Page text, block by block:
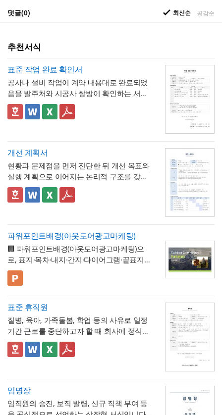
댓글(0) 최신순 공감순
추천서식
표준 작업 완료 확인서
공사나 설비 작업이 계약 내용대로 완료되었
음을 발주처와 시공사 쌍방이 확인하는 서식
입니다. 작업항목별로 계획 수량과 완료 수량
을 나란히 대조하고, 하자 여부와 하자보증기
증할 수 있는 것이 특징입니다.
✅ 계획 대비 완료 수량 검증 및 하자 확인 관
다면 반드시 비고란에 그 사유(예 : 설계 변경,
현장 여건상 수량 조정 등)를 구체적으로 기재
해야 하며, 임의로 수량을 맞춰 기재하는 일이
없도록 해야 합니다. 하자여부를 "하자 없
음"으로 확인하는 경우에도 하자보증기간 내
에 새로운 하자가 발견될 수 있으므로, 이 확
두 명확히 인지하고 있어야 합니다.
💡 작성 팁
작업 완료 확인서는계획과 완료의 정확한 대
조가 가장 중요 하므로, 현장 실사를 통해 실제
완료된 개소·수량을 정확히 확인한 뒤 계획 수
고란에 그 사유를 구체적으로 남겨, 나중에 왜
수량 차이가 발생했는지 근거를 확인할 수 있
도록 하는 것이 중요합니다. 특이사항란에는
배선 등)과 그에 대한 처리 결과를 함께 기록
랍니다. 하자여부는 실제 현장 점검 결과에 따
라 정확히 체크하고, 하자가 있는 경우에는 내
용을 구체적으로 기재해 향후 보수 책임의 근
거로 삼을 수 있도록 하는 것이 좋습니다. 마
지막으로 발주처와 시공사 양측의 서명은 실
적인 검증을 거친 문서로서의 효력을 갖도록
관리하시기 바랍니다.
개선 계획서
현황과 문제점을 먼저 진단한 뒤 개선 목표와
실행 계획으로 이어지는 논리적 구조를 갖춘
업무 개선 보고서입니다. 개선분야를 IT·전산,
업무 프로세스, 안전, 품질 등으로 체크박스
👔 이 서식의 구성 특징
개선 과제를 하나의 표준 양식으로 통일 관리
가능
- 현황 및 문제점 섹션을 현황과 문제점으로
나누어 구성해, 단순 현상 나열이 아니라
개선이 필요한지 논리적 인과관계를 명확히
제시
- 개선 목표와 기대효과를 구분해, 무엇을 이
룰 것인지(목표)와 그 결과 무엇이 좋아지는지
(효과)를 별도로 서술함으로써 보고받는 결재
권자가
- 단계별 실행 계획표에 담당자와 주차별 일정
(0월0주~0월0주)을 매트릭스 형태로 배치해,
럼 시각적으로 확인
시해, 개선 계획의 실행 가능성을
측면에서도 함께 검토 할 수 있도록 함
💡 작성 팁
개선 계획서는현황과 문제점을 최대한 구체
적인 수치로 제시하는 것이 설득력의 핵심
요성이 훨씬 명확하게 전달됩니다. 개선 목표
는 문제점에서 언급한 리스크가 해소되는 방
파워포인트배경(아웃도어광고마케팅)
🏢 파워포인트배경(아웃도어광고마케팅)으
로, 표지·목차·내지·간지·다이어그램·끝표지로
구성된 비즈니스 프레젠테이션 템플릿입니
다. 블랙 배경과 강렬한 라임그린 포인트 컬러
계 특유의 임팩트 있고 감각적인 분위기로 정
보를 전달할 수 있도록 디자인되었습니다. 내
지는 깔끔한 그레이 톤으로 정리되어 있어 복
잡한 내용도 가독성 있게 담을 수 있으며, 아
웃도어 광고 마케팅 제안서부터 미디어 매체
소개서, 광고 캠페인 기획안, 브랜드 마케팅
개, 브랜드의 캠페인 기획 발표, 마케팅 대행
제안, 미디어 플래닝 보고 자료 등 실무에 필
요한 내용을 효과적으로 정리할 수 있으며, 광
💡 사용 꿀팁
랜드 캠페인 기획안, 미디어 매체 소개서, 마
케팅 대행 제안서 등으로 다양하게 활용할 수
있습니다.
▪️ 다이어그램 페이지를 활용하면 캠페인 진행
프로세스, 매체 집행 일정, 성과 지표 등을 한
눈에 보기 쉽게 정리할 수 있습니다.
▪️ 문구와 이미지 교체만으로 옥외광고 매체 제
안서, 브랜드 마케팅 전략서, 광고 실적 보고
자료 등 다양한 주제로 응용 가능합니다.
▪️ 블랙&라임그린의 강렬한 컬러 대비 덕분에
* 해당 템플릿에 사용된 폰트는 [ Cafe24 PRO
Slim Max ] 입니다.
폰트가 없을 경우 기본 폰트로 보입니다.
* 폰트는 따로 제공되지 않으므로 다운로드
표준 휴직원
질병, 육아, 가족돌봄, 학업 등의 사유로 일정
기간 근로를 중단하고자 할 때 회사에 정식으
로 승인을 요청하는 신청서입니다. 휴직 사유
와 기간뿐 아니라 업무 인수인계 내역까지 하
무형 서식이라는 점이 특징입니다.
✅ 이 서식의 구성 특징
법령이 다름을 시각적으로 구분
- 세부사유란에 진단명, 의사 소견, 필요 요양
기간 등을 구체적으로 서술하도록 해, 휴직 승
인 여부를 판단하는 회사 측에 충분한 근거를
- 업무 인수인계 항목(인수자, 완료일자, 인계
임명장
임직원의 승진, 보직 발령, 신규 직책 부여 등